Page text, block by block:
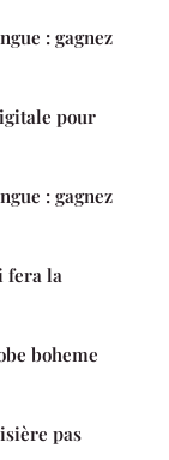
: gagnez
pour
: gagnez
fera la
boheme
pas